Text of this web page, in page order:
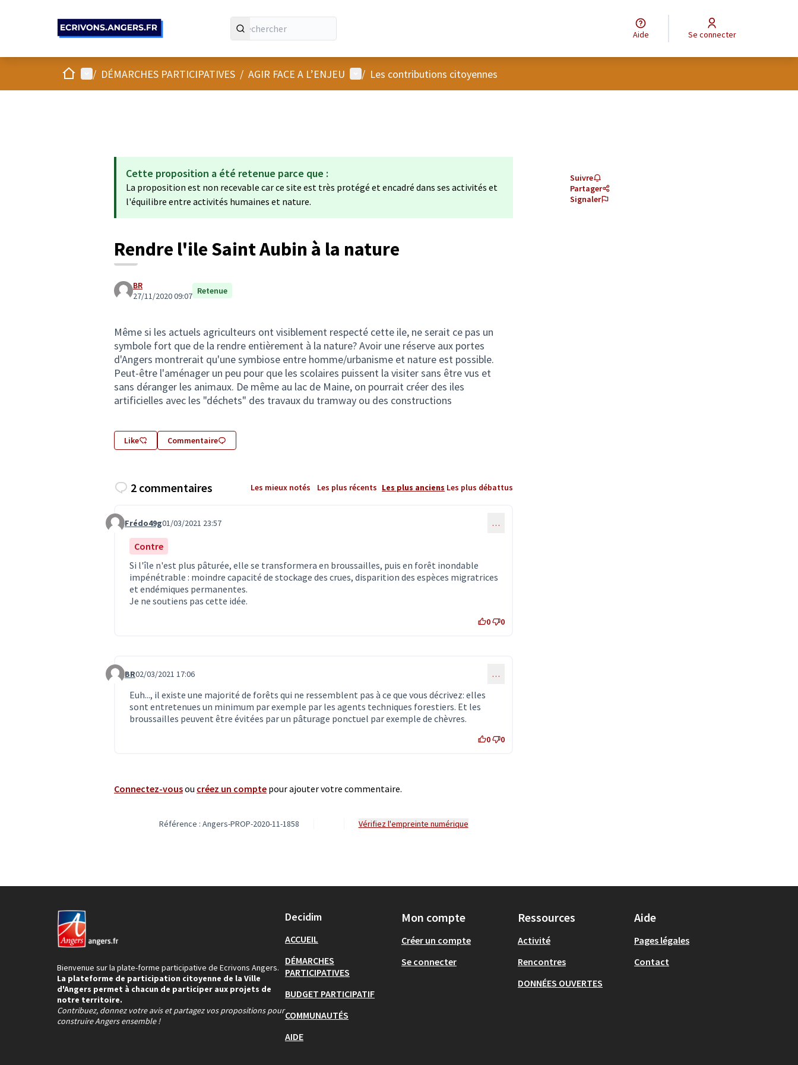
Aide Se connecter
AccueilMenu principal
/ DÉMARCHES PARTICIPATIVES / AGIR FACE A L’ENJEU Menu utilisateur
/ Les contributions citoyennes
Cette proposition a été retenue parce que :
La proposition est non recevable car ce site est très protégé et encadré dans ses activités et
l'équilibre entre activités humaines et nature.
Rendre l'ile Saint Aubin à la nature
BR
27/11/2020 09:07 Retenue
Même si les actuels agriculteurs ont visiblement respecté cette ile, ne serait ce pas un
symbole fort que de la rendre entièrement à la nature? Avoir une réserve aux portes
d'Angers montrerait qu'une symbiose entre homme/urbanisme et nature est possible.
Peut-être l'aménager un peu pour que les scolaires puissent la visiter sans être vus et
sans déranger les animaux. De même au lac de Maine, on pourrait créer des iles
artificielles avec les "déchets" des travaux du tramway ou des constructions
Like Commentaire
Suivre
Partager
Signaler
2 commentaires Les mieux notés Les plus récents Les plus anciens Les plus débattus
Commentaire 2732
Frédo49g01/03/2021 23:57 …
Contre
Si l'île n'est plus pâturée, elle se transformera en broussailles, puis en forêt inondable
impénétrable : moindre capacité de stockage des crues, disparition des espèces migratrices
et endémiques permanentes.
Je ne soutiens pas cette idée.
0 0
Commentaire 2745
BR02/03/2021 17:06 …
Euh..., il existe une majorité de forêts qui ne ressemblent pas à ce que vous décrivez: elles
sont entretenues un minimum par exemple par les agents techniques forestiers. Et les
broussailles peuvent être évitées par un pâturage ponctuel par exemple de chèvres.
0 0
Connectez-vousou créez un compte pour ajouter votre commentaire.
Référence : Angers-PROP-2020-11-1858 Vérifiez l'empreinte numérique
Bienvenue sur la plate-forme participative de Ecrivons Angers.
La plateforme de participation citoyenne de la Ville
d'Angers permet à chacun de participer aux projets de
notre territoire.
Contribuez, donnez votre avis et partagez vos propositions pour
construire Angers ensemble !
Decidim
ACCUEIL
DÉMARCHES
PARTICIPATIVES
BUDGET PARTICIPATIF
COMMUNAUTÉS
AIDE
Mon compte
Créer un compte
Se connecter
Ressources
Activité
Rencontres
DONNÉES OUVERTES
Aide
Pages légales
Contact